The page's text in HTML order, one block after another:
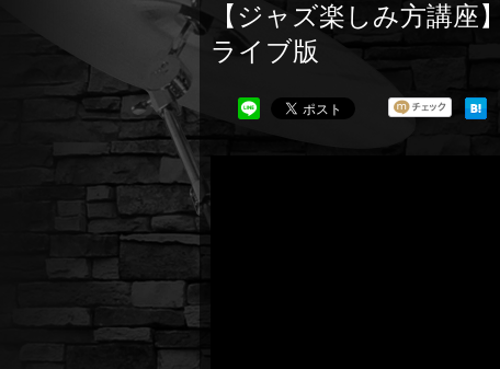
【ジャズ楽しみ方講
ライブ版